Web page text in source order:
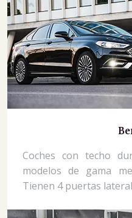
Coches con techo
modelos de gama
Tienen 4 puertas